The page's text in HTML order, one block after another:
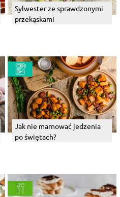
Sylwester ze sprawdzonymi
przekąskami
Jak nie marnować jedzenia
po świętach?